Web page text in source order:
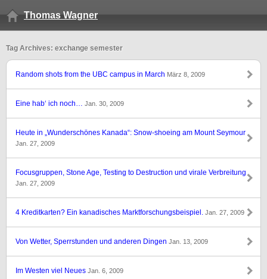
Thomas Wagner
Tag Archives: exchange semester
Random shots from the UBC campus in March März 8, 2009
Eine hab‘ ich noch… Jan. 30, 2009
Heute in „Wunderschönes Kanada“: Snow-shoeing am Mount Seymour
Jan. 27, 2009
Focusgruppen, Stone Age, Testing to Destruction und virale Verbreitung
Jan. 27, 2009
4 Kreditkarten? Ein kanadisches Marktforschungsbeispiel. Jan. 27, 2009
Von Wetter, Sperrstunden und anderen Dingen Jan. 13, 2009
Im Westen viel Neues Jan. 6, 2009